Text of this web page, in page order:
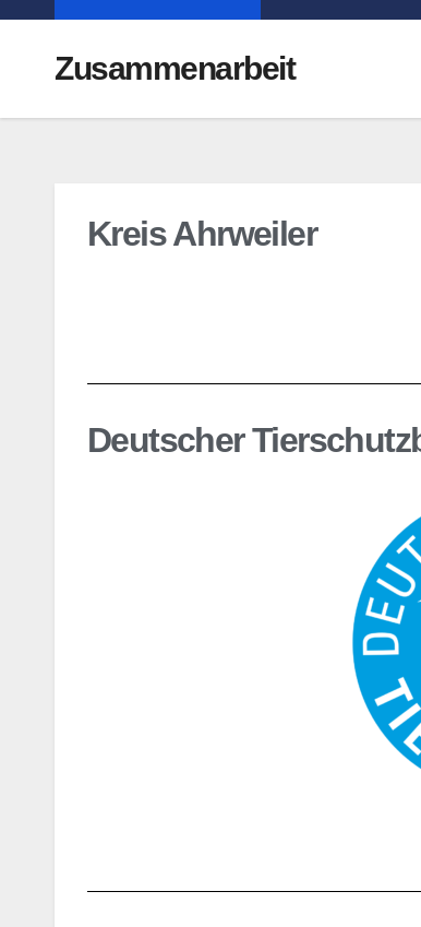
Zusammenarbeit
Kreis Ahrweiler
Deutscher